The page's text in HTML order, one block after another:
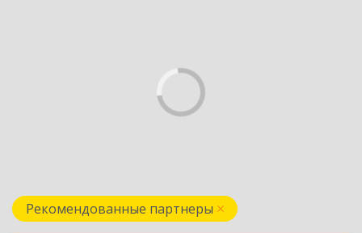
Рекомендованные партнеры